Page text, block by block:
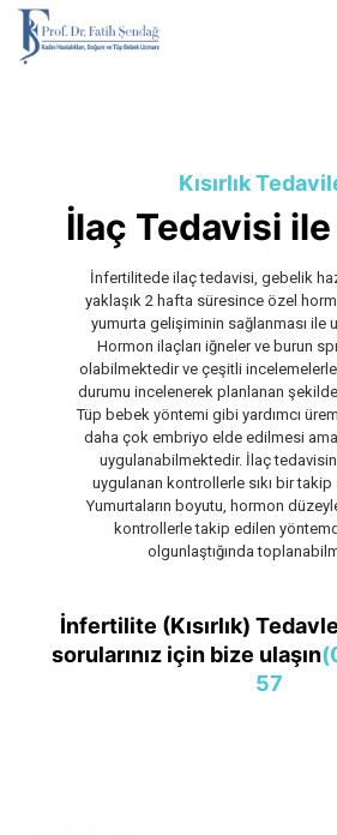
Kısırlık
İlaç Tedavisi
İnfertilitede ilaç tedavisi, gebelik
yaklaşık 2 hafta süresince özel
yumurta gelişiminin sağlanması ile
Hormon ilaçları iğneler ve burun
olabilmektedir ve çeşitli
durumu incelenerek planlanan
Tüp bebek yöntemi gibi yardımcı
daha çok embriyo elde edilmesi
uygulanabilmektedir. İlaç
uygulanan kontrollerle sıkı bir takip
Yumurtaların boyutu, hormon
kontrollerle takip edilen
olgunlaştığında
İnfertilite (Kısırlık)
sorularınız için bize ulaşın
57